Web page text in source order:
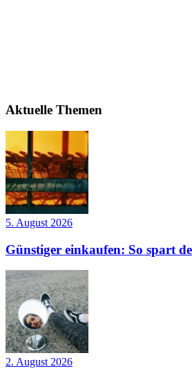
Aktuelle Themen
5. August 2026
Günstiger einkaufen: So spart
2. August 2026